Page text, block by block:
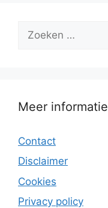
naar:
Meer informatie
Contact
Disclaimer
Cookies
Privacy policy